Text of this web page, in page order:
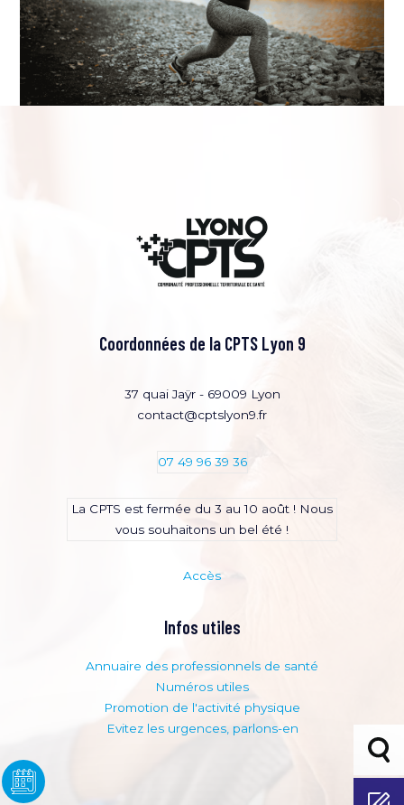
Coordonnées de la CPTS Lyon 9
37 quai Jaÿr - 69009 Lyon
contact@cptslyon9.fr
07 49 96 39 36
La CPTS est fermée du 3 au 10 août ! Nous
vous souhaitons un bel été !
Accès
Infos utiles
Annuaire des professionnels de santé
Numéros utiles
Promotion de l'activité physique
Evitez les urgences, parlons-en